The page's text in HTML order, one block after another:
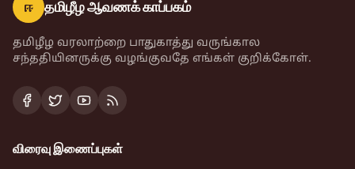
ஈ தமிழீழ ஆவணக் காப்பகம்
தமிழீழ வரலாற்றை பாதுகாத்து வருங்கால
சந்ததியினருக்கு வழங்குவதே எங்கள் குறிக்கோள்.
விரைவு இணைப்புகள்